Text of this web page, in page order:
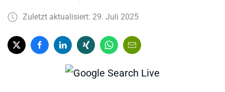
Zuletzt aktualisiert: 29. Juli 2025